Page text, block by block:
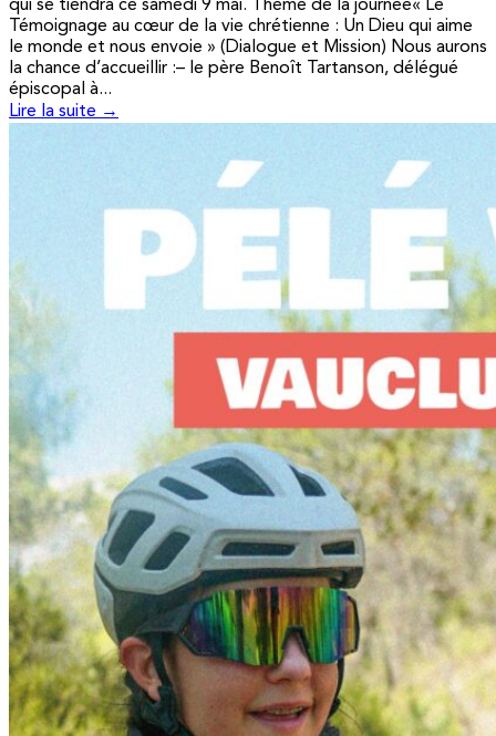
qui se tiendra ce samedi 9 mai. Thème de la journée« Le
Témoignage au cœur de la vie chrétienne : Un Dieu qui aime
le monde et nous envoie » (Dialogue et Mission) Nous aurons
la chance d’accueillir :– le père Benoît Tartanson, délégué
épiscopal à...
Lire la suite →